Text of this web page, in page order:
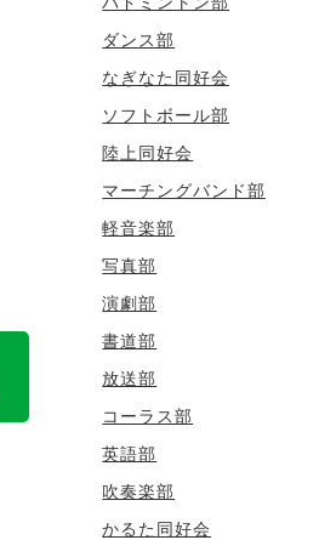
ダンス部
なぎなた同好会
ソフトボール部
陸上同好会
マーチングバンド部
軽音楽部
写真部
演劇部
書道部
放送部
コーラス部
英語部
吹奏楽部
かるた同好会